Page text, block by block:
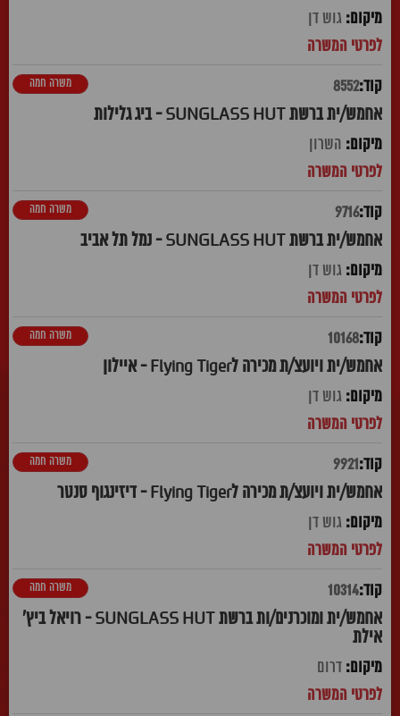
גוש דן
8552
אחמש/ית ברשת SUNGLASS HUT - ביג גלילות
משרה חמה
השרון
9716
אחמש/ית ברשת SUNGLASS HUT - נמל תל אביב
משרה חמה
גוש דן
10168
אחמש/ית ויועצ/ת מכירה לFlying Tiger - איילון
משרה חמה
גוש דן
9921
אחמש/ית ויועצ/ת מכירה לFlying Tiger - דיזינגוף סנטר
משרה חמה
גוש דן
10314
אחמש/ית ומוכרנים/ות ברשת SUNGLASS HUT - רויאל ביץ'
אילת
משרה חמה
דרום